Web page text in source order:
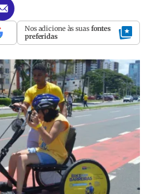
Nos adicione às suas fontes
preferidas